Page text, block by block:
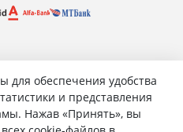
для обеспечения удобства
и представления
Нажав «Принять», вы
Работает на 1С-
данных